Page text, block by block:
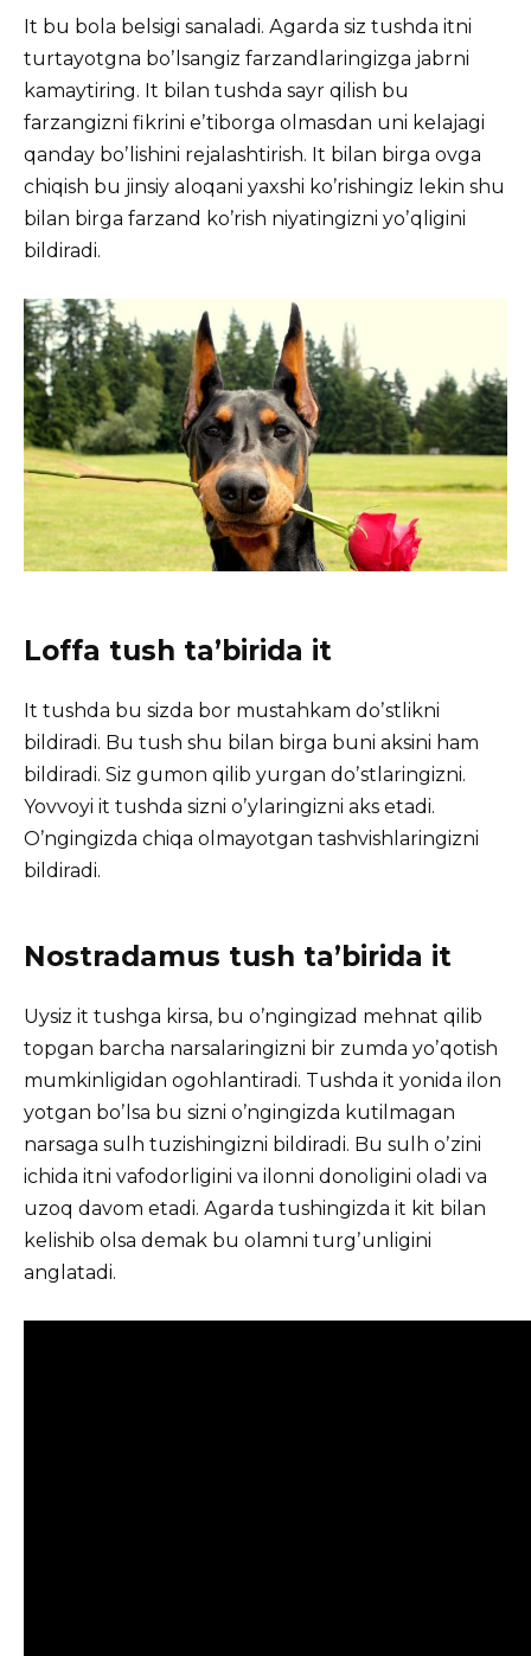
It bu bola belsigi sanaladi. Аgarda siz tushda itni
turtayotgna boʼlsangiz farzandlaringizga jabrni
kamaytiring. It bilan tushda sayr qilish bu
farzangizni fikrini eʼtiborga olmasdan uni kelajagi
qanday boʼlishini rejalashtirish. It bilan birga ovga
chiqish bu jinsiy aloqani yaxshi koʼrishingiz lekin shu
bilan birga farzand koʼrish niyatingizni yoʼqligini
bildiradi.
Loffa tush taʼbirida it
It tushda bu sizda bor mustahkam doʼstlikni
bildiradi. Bu tush shu bilan birga buni aksini ham
bildiradi. Siz gumon qilib yurgan doʼstlaringizni.
Yovvoyi it tushda sizni oʼylaringizni aks etadi.
Oʼngingizda chiqa olmayotgan tashvishlaringizni
bildiradi.
Nostradamus tush taʼbirida it
Uysiz it tushga kirsa, bu oʼngingizad mehnat qilib
topgan barcha narsalaringizni bir zumda yoʼqotish
mumkinligidan ogohlantiradi. Tushda it yonida ilon
yotgan boʼlsa bu sizni oʼngingizda kutilmagan
narsaga sulh tuzishingizni bildiradi. Bu sulh oʼzini
ichida itni vafodorligini va ilonni donoligini oladi va
uzoq davom etadi. Аgarda tushingizda it kit bilan
kelishib olsa demak bu olamni turgʼunligini
anglatadi.